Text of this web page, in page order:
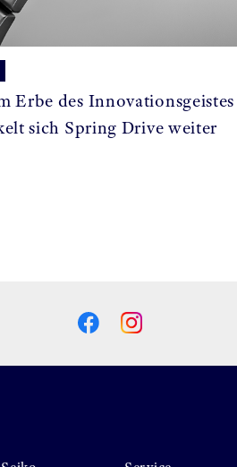
Erbe des Innovationsgeistes
sich Spring Drive weiter